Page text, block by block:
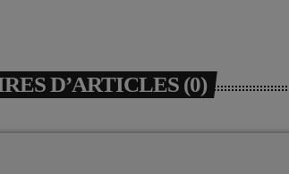
D’ARTICLES (0)